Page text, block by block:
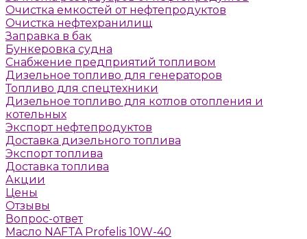
Очистка емкостей от нефтепродуктов
Очистка нефтехранилищ
Заправка в бак
Бункеровка судна
Снабжение предприятий топливом
Дизельное топливо для генераторов
Топливо для спецтехники
Дизельное топливо для котлов отопления и
котельных
Экспорт нефтепродуктов
Доставка дизельного топлива
Экспорт топлива
Доставка топлива
Акции
Цены
Отзывы
Вопрос-ответ
Масло NAFTA Profelis 10W-40